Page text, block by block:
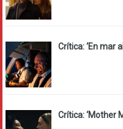
Crítica: ‘En mar
Crítica: ‘Mother